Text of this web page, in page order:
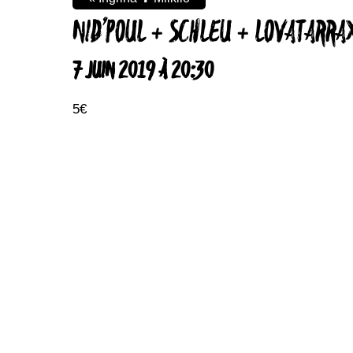
NID’POUL + SCHLEU +
7 JUIN 2019 À 20:30
5€